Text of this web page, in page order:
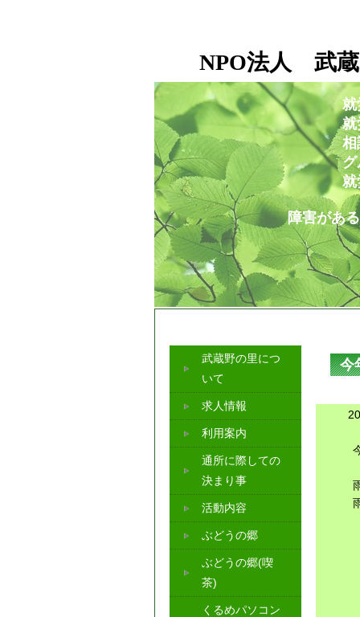
NPO法人 武蔵
就労移行支援事業所
相談支援セン
グループホー
就労定着支援
障害がある人もない人
今
武蔵野の里につ
いて
求人情報
利用案内
通所に際しての
決まり事
活動内容
ぶどうの郷
ぶどうの郷(喫
茶)
くるめパソコン